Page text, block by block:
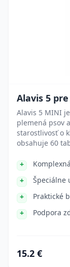
Alavis 5
Alavis 5 MINI
plemená psov
starostlivosť o
obsahuje 60
Špeciálne
Praktické
Podpora
15.2 €